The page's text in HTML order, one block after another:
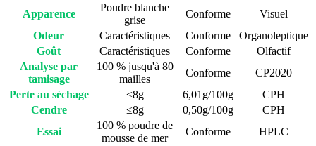
Apparence
Poudre blanche
grise
Conforme
Visuel
Odeur
Caractéristiques Conforme
Organoleptique
Goût
Caractéristiques Conforme
Olfactif
Analyse par
tamisage
100 % jusqu'à 80
mailles
Conforme
CP2020
Perte au séchage
≤8g 6,01g/100g
CPH
Cendre
≤8g 0,50g/100g
CPH
Essai
100 % poudre de
mousse de mer
Conforme
HPLC